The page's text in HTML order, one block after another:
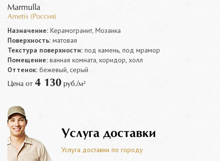
Marmulla
Ametis (Россия)
Назначение: Керамогранит, Мозаика
Поверхность: матовая
Текстура поверхности: под камень, под мрамор
Помещение: ванная комната, коридор, холл
Оттенок: бежевый, серый
Цена от 4 130 руб./м²
Услуга доставки
Услуга доставки по городу